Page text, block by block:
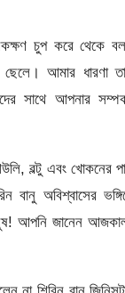
চুপ করে থেকে
আমার ধারণা
সাথে আপনার
বল্টু এবং খোকনের
বানু অবিশ্বাসের
আপনি জানেন